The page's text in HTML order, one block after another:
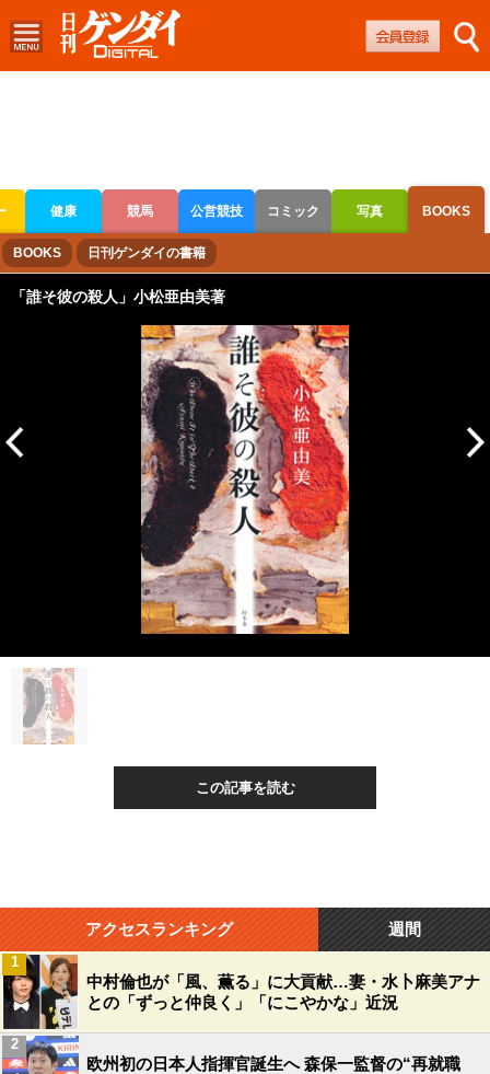
健康 競馬 公営競技 コミック 写真 BOOKS
ボートレース 競輪 オートレース
BOOKS 日刊ゲンダイの書籍
「誰そ彼の殺人」小松亜由美著
この記事を読む
アクセスランキング 週間
中村倫也が「風、薫る」に大貢献…妻・水卜麻美アナ
との「ずっと仲良く」「にこやかな」近況
1
欧州初の日本人指揮官誕生へ 森保一監督の“再就職
2